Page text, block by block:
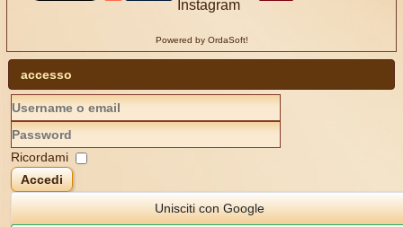
Powered by OrdaSoft!
accesso
Ricordami
Accedi
Unisciti con Google